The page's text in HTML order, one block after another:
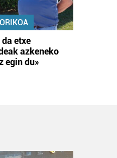
etxe
azkeneko
egin du»